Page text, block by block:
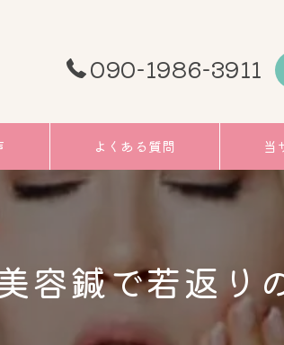
090-1986-3911
よくある質問 当
小顔
リフト
容鍼で若返り